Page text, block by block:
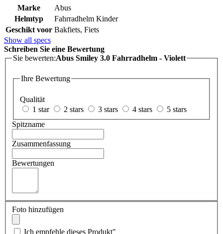
Marke
Abus
Helmtyp
Fahrradhelm Kinder
Geschikt voor Bakfiets, Fiets
Show all specs
Schreiben Sie eine Bewertung
Sie bewerten:Abus Smiley 3.0 Fahrradhelm - Violett
Ihre Bewertung
Qualität
1 star
2 stars 3 stars 4 stars
5 stars
Spitzname
Zusammenfassung
Bewertungen
Foto hinzufügen
Ich empfehle dieses Produkt"